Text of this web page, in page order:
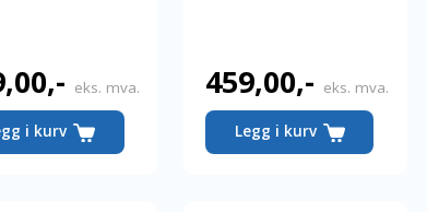
,- eks. mva.
i kurv
459,00,- eks. mva.
Legg i kurv